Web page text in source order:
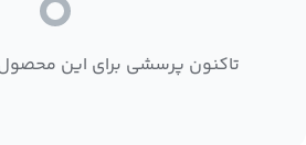
تاکنون پرسشی برای این